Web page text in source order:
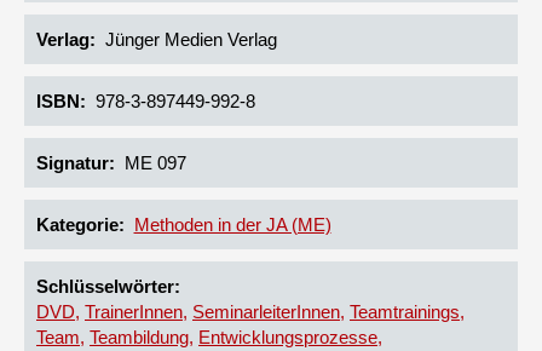
Verlag Jünger Medien Verlag
ISBN 978-3-897449-992-8
Signatur ME 097
Kategorie Methoden in der JA (ME)
Schlüsselwörter
DVD TrainerInnen SeminarleiterInnen Teamtrainings
Team Teambildung Entwicklungsprozesse